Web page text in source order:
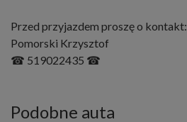
Przed przyjazdem proszę o kontakt:
Pomorski Krzysztof
☎ 519022435 ☎
Podobne auta